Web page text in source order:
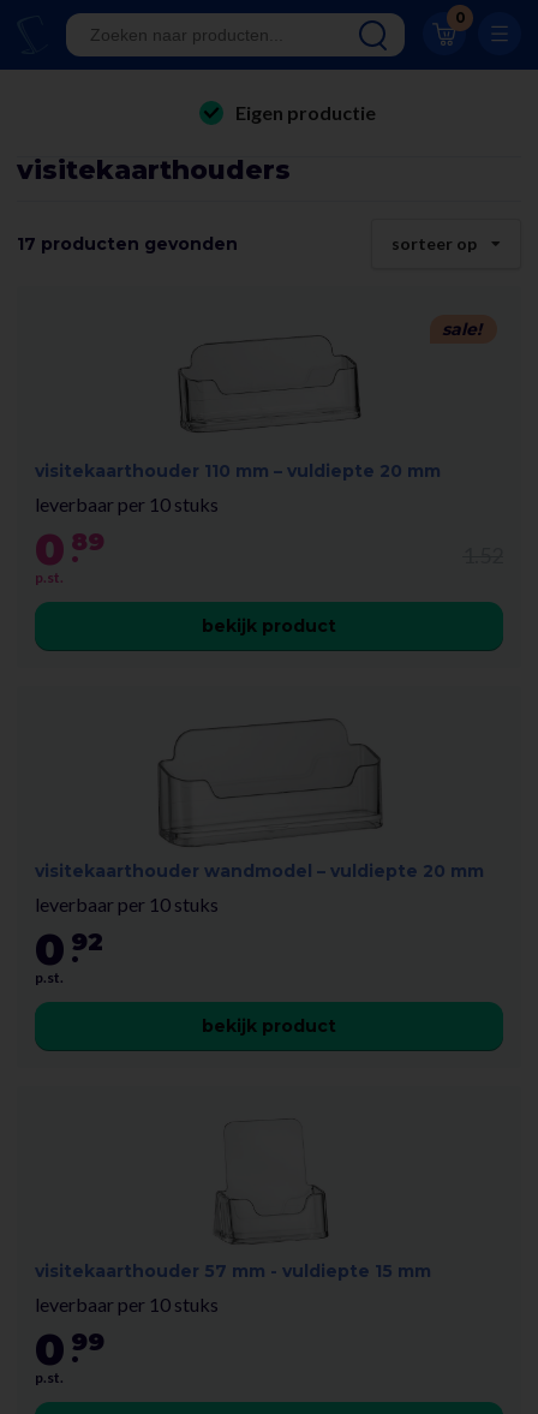
0
kaarthouders
kantoorartikelen
Klantwaardering 8.9
A-kwaliteit displays
Eigen productie
24/7 bereikbaar
Klantwaardering 8.9
visitekaarthouders
17 producten gevonden sorteer op
visitekaarthouder 110 mm – vuldiepte 20 mm
leverbaar per 10 stuks
sale!
0 .
89
p.st.
bekijk product
visitekaarthouder wandmodel – vuldiepte 20 mm
leverbaar per 10 stuks
0 .
92
p.st.
bekijk product
visitekaarthouder 57 mm - vuldiepte 15 mm
leverbaar per 10 stuks
0 .
99
p.st.